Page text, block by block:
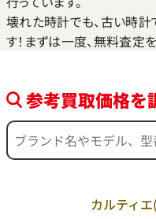
壊れた時計でも、古い時計
す！まずは一度、無料査定
参考買取価格を
カルティ